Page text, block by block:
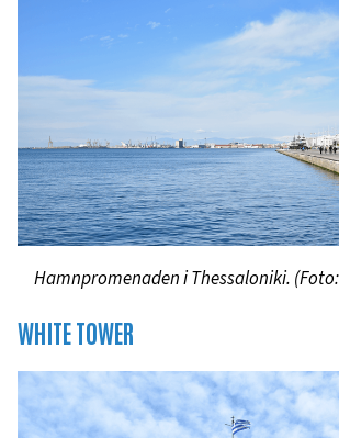
Hamnpromenaden i Thessaloniki.
WHITE TOWER